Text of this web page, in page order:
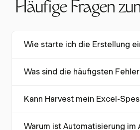
Häufige Fragen
Wie starte ich die Erstellung
Zahlungsmethode. Verwenden Sie
Was sind die häufigsten
% der Tabellenkalkulationen
Kann Harvest mein Excel-
Warum ist Automatisierung